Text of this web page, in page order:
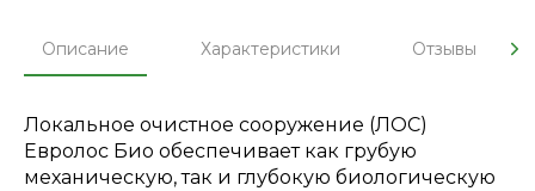
Описание Характеристики Отзывы
Локальное очистное сооружение (ЛОС)
Евролос Био обеспечивает как грубую
механическую, так и глубокую биологическую